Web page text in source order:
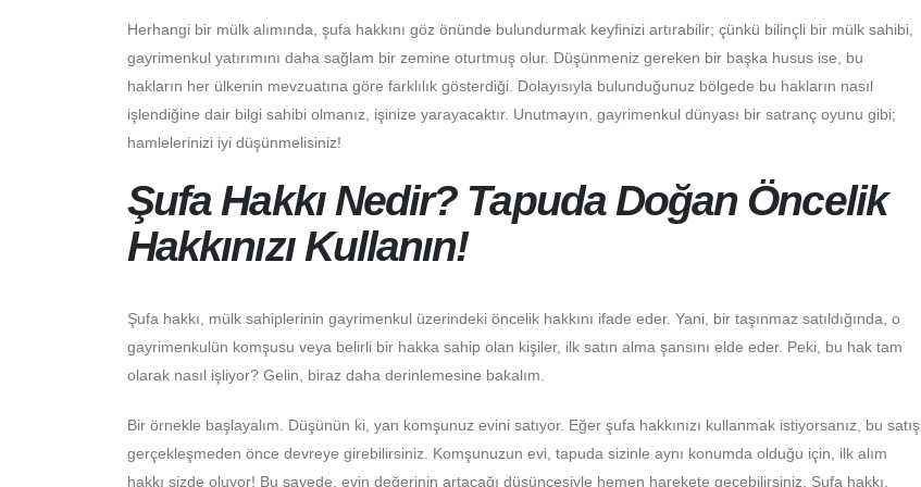
Herhangi bir mülk alımında, şufa hakkını göz önünde bulundurmak keyfinizi artırabilir; çünkü bilinçli bir mülk sahibi,
gayrimenkul yatırımını daha sağlam bir zemine oturtmuş olur. Düşünmeniz gereken bir başka husus ise, bu
hakların her ülkenin mevzuatına göre farklılık gösterdiği. Dolayısıyla bulunduğunuz bölgede bu hakların nasıl
işlendiğine dair bilgi sahibi olmanız, işinize yarayacaktır. Unutmayın, gayrimenkul dünyası bir satranç oyunu gibi;
hamlelerinizi iyi düşünmelisiniz!
Şufa Hakkı Nedir? Tapuda Doğan Öncelik
Hakkınızı Kullanın!
Şufa hakkı, mülk sahiplerinin gayrimenkul üzerindeki öncelik hakkını ifade eder. Yani, bir taşınmaz satıldığında, o
gayrimenkulün komşusu veya belirli bir hakka sahip olan kişiler, ilk satın alma şansını elde eder. Peki, bu hak tam
olarak nasıl işliyor? Gelin, biraz daha derinlemesine bakalım.
Bir örnekle başlayalım. Düşünün ki, yan komşunuz evini satıyor. Eğer şufa hakkınızı kullanmak istiyorsanız, bu satış
gerçekleşmeden önce devreye girebilirsiniz. Komşunuzun evi, tapuda sizinle aynı konumda olduğu için, ilk alım
hakkı sizde oluyor! Bu sayede, evin değerinin artacağı düşüncesiyle hemen harekete geçebilirsiniz. Şufa hakkı,